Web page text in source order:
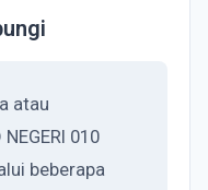
atau
010
beberapa